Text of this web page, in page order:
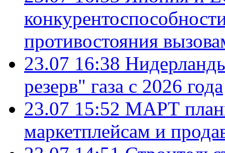
противостояния
23.07 16:38
резерв" газа с 2026 года
23.07 15:52 МАРТ
маркетплейсам и